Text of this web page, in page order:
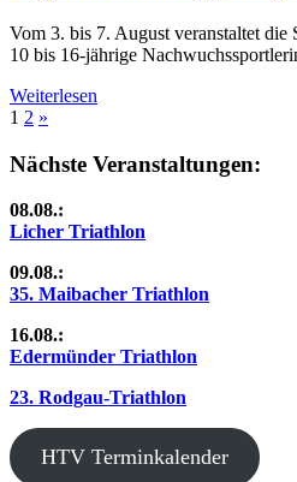
Vom 3. bis 7. August veranstaltet
10 bis 16-jährige
Weiterlesen
Seitennummerierung
der
1 2 Nächste
»
Nächste Veranstaltungen:
08.08.:
Licher Triathlon
09.08.:
35. Maibacher Triathlon
16.08.:
Edermünder Triathlon
23. Rodgau-Triathlon
HTV Terminkalender